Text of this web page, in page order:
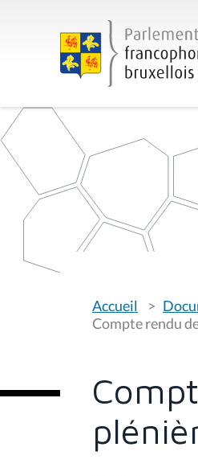
o
u
s
s
i
:
Accueil
Compte rendu